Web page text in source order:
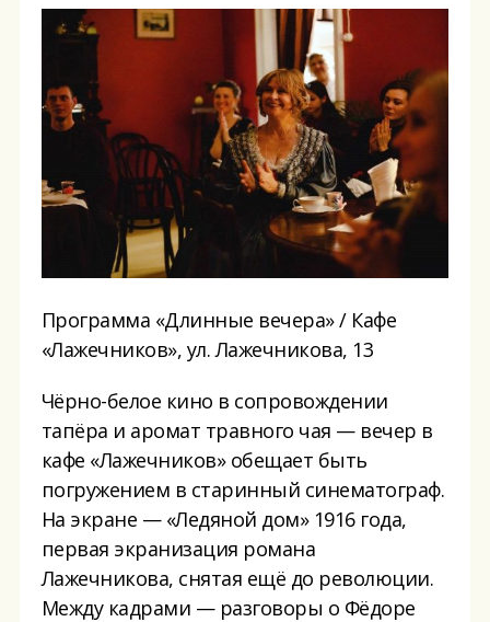
Программа «Длинные вечера» / Кафе
«Лажечников», ул. Лажечникова, 13
Чёрно-белое кино в сопровождении
тапёра и аромат травного чая — вечер в
кафе «Лажечников» обещает быть
погружением в старинный синематограф.
На экране — «Ледяной дом» 1916 года,
первая экранизация романа
Лажечникова, снятая ещё до революции.
Между кадрами — разговоры о Фёдоре